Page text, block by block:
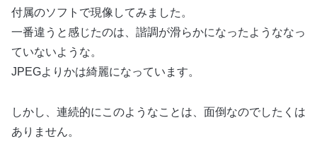
付属のソフトで現像してみました。
一番違うと感じたのは、諧調が滑らかになったようななっ
ていないような。
JPEGよりかは綺麗になっています。
しかし、連続的にこのようなことは、面倒なのでしたくは
ありません。